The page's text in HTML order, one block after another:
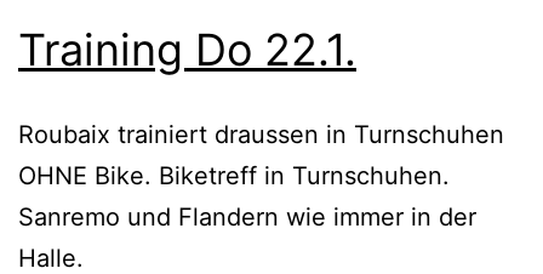
Training Do 22.1.
Roubaix trainiert draussen in Turnschuhen
OHNE Bike. Biketreff in Turnschuhen.
Sanremo und Flandern wie immer in der
Halle.